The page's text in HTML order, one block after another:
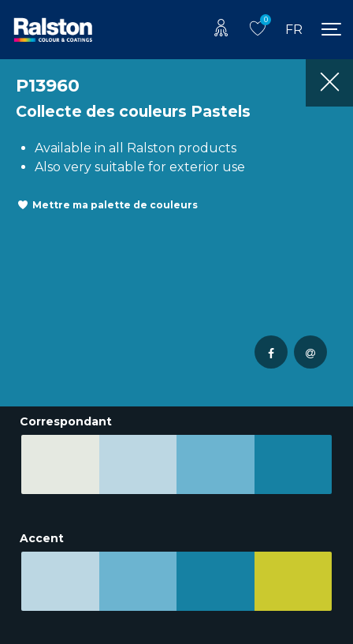
0
FR
P13960
Collecte des couleurs Pastels
Available in all Ralston products
Also very suitable for exterior use
Mettre ma palette de couleurs
Correspondant
Accent